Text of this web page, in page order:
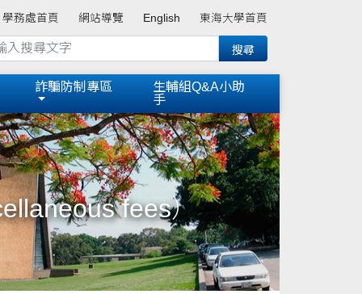
學務處首頁 網站導覽 English 東海大學首頁
詐騙防制專區
生輔組Q&A小助
手
fees）